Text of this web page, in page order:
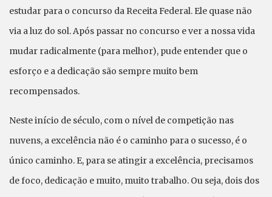
estudar para o concurso da Receita Federal. Ele quase não
via a luz do sol. Após passar no concurso e ver a nossa vida
mudar radicalmente (para melhor), pude entender que o
esforço e a dedicação são sempre muito bem
recompensados.
Neste início de século, com o nível de competição nas
nuvens, a excelência não é o caminho para o sucesso, é o
único caminho. E, para se atingir a excelência, precisamos
de foco, dedicação e muito, muito trabalho. Ou seja, dois dos